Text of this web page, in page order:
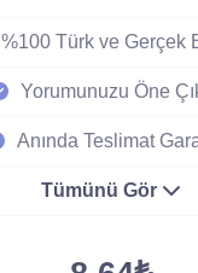
%100 Türk ve Gerçek
Yorumunuzu Öne
Anında Teslimat
Tümünü Gör